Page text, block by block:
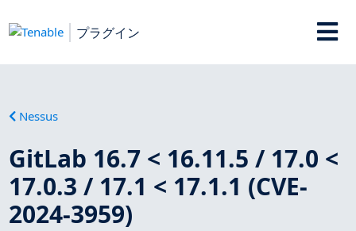
プラグイン
Nessus
GitLab 16.7 < 16.11.5 / 17.0 <
17.0.3 / 17.1 < 17.1.1 (CVE-
2024-3959)